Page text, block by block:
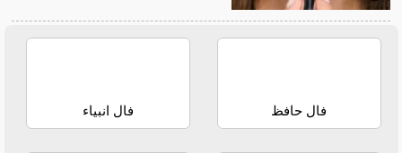
فال حافظ فال انبیاء